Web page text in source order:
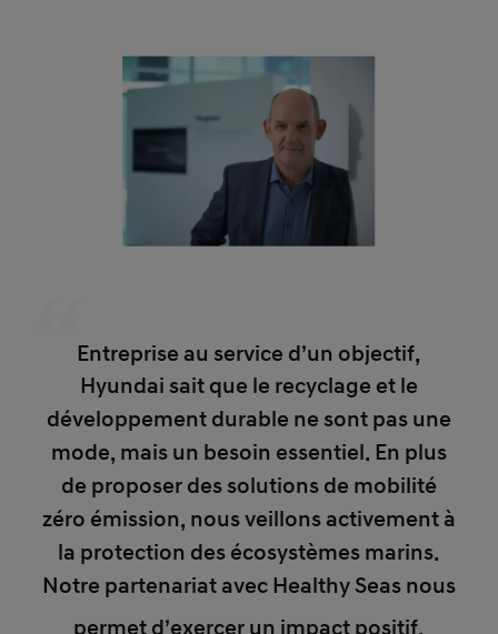
Entreprise au service d’un objectif,
Hyundai sait que le recyclage et le
développement durable ne sont pas une
mode, mais un besoin essentiel. En plus
de proposer des solutions de mobilité
zéro émission, nous veillons activement à
la protection des écosystèmes marins.
Notre partenariat avec Healthy Seas nous
permet d’exercer un impact positif.